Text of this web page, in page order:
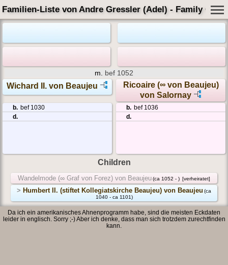
Familien-Liste von Andre Gressler (Adel) - Family Card
m. bef 1052
Wichard II. von Beaujeu
Ricoaire (∞ von Beaujeu)
von Salornay
b. bef 1030
d.
b. bef 1036
d.
Children
Wandelmode (∞ Graf von Forez) von Beaujeu(ca 1052 - ) [verheiratet]
> Humbert II. (stiftet Kollegiatskirche Beaujeu) von Beaujeu (ca
1040 - ca 1101)
Da ich ein amerikanisches Ahnenprogramm habe, sind die meisten Eckdaten
leider in englisch. Sorry ;-) Aber ich denke, dass man sich trotzdem zurechtfinden
kann.